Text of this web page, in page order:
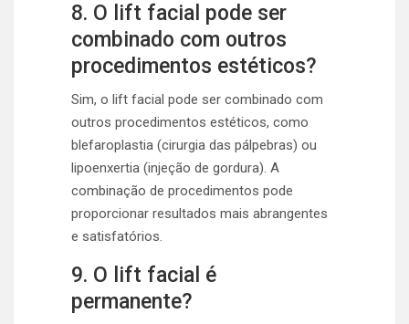
8. O lift facial pode ser
combinado com outros
procedimentos estéticos?
Sim, o lift facial pode ser combinado com
outros procedimentos estéticos, como
blefaroplastia (cirurgia das pálpebras) ou
lipoenxertia (injeção de gordura). A
combinação de procedimentos pode
proporcionar resultados mais abrangentes
e satisfatórios.
9. O lift facial é
permanente?